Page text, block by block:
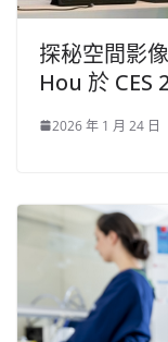
探秘空間影
Hou 於 CES
2026 年 1 月 24 日